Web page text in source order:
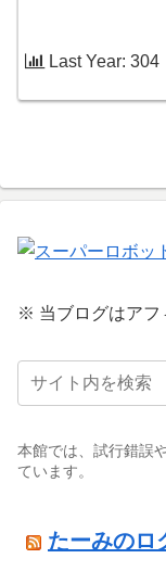
Last Year:
※ 当ブログはアフ
本館では、試行錯誤
ています。
たーみのロ